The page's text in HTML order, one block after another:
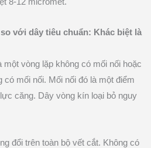
với dây tiêu chuẩn: Khác biệt là
vòng lặp không có mối nối hoặc
mối nối. Mối nối đó là một điểm
căng. Dây vòng kín loại bỏ nguy
đổi trên toàn bộ vết cắt. Không có